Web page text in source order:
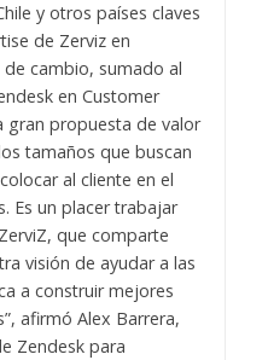
y otros países claves
de Zerviz en
cambio, sumado al
en Customer
gran propuesta de valor
tamaños que buscan
al cliente en el
Es un placer trabajar
que comparte
visión de ayudar a las
a construir mejores
afirmó Alex Barrera,
Zendesk para